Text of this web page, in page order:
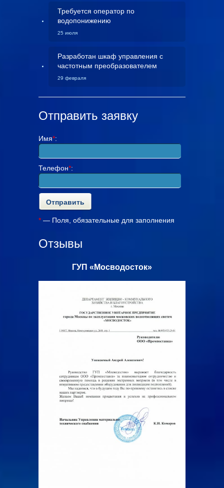
Требуется оператор по
водопонижению
25 июля
Разработан шкаф управления с
частотным преобразователем
29 февраля
Отправить заявку
Имя*:
Телефон*:
* — Поля, обязательные для заполнения
Отзывы
ГУП «Мосводосток»